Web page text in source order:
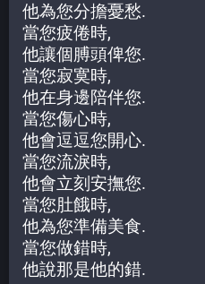
他為您分擔憂愁.
當您疲倦時,
他讓個膊頭俾您.
當您寂寞時,
他在身邊陪伴您.
當您傷心時,
他會逗逗您開心.
當您流淚時,
他會立刻安撫您.
當您肚餓時,
他為您準備美食.
當您做錯時,
他說那是他的錯.